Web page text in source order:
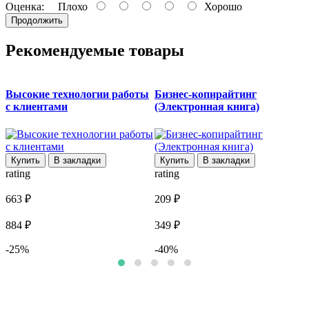
Оценка: Плохо Хорошо
Продолжить
Рекомендуемые товары
Высокие технологии работы
с клиентами
Купить В закладки
rating
663 ₽
884 ₽
-25%
Бизнес-копирайтинг
(Электронная книга)
Купить В закладки
rating
209 ₽
349 ₽
-40%